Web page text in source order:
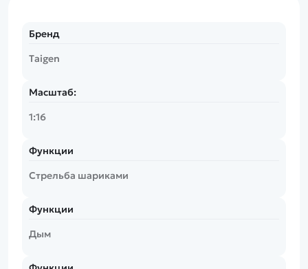
Бренд
Taigen
Масштаб:
1:16
Функции
Стрельба шариками
Функции
Дым